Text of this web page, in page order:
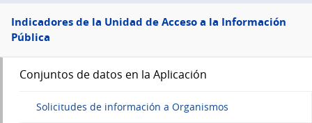
Indicadores de la Unidad de Acceso a la Información
Pública
Menú
lateral
Conjuntos de datos en la Aplicación
Solicitudes de información a Organismos